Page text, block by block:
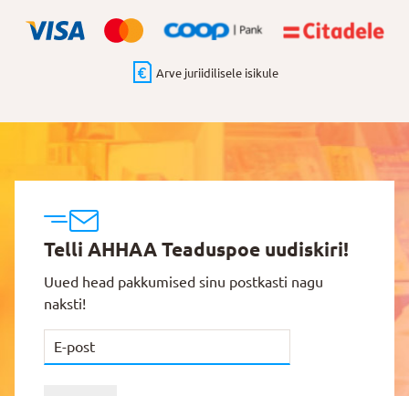
Arve juriidilisele isikule
Telli AHHAA Teaduspoe uudiskiri!
Uued head pakkumised sinu postkasti nagu
naksti!